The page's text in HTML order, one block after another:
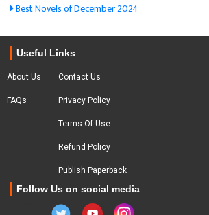
Best Novels of December 2024
Useful Links
About Us
FAQs
Contact Us
Privacy Policy
Terms Of Use
Refund Policy
Publish Paperback
Follow Us on social media